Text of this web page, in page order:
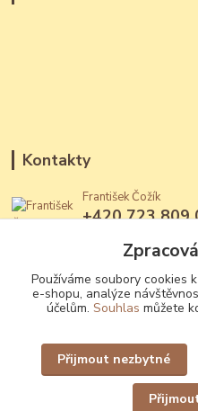
Kontakty
František Čožík
+420 723 809
Upravit
Používáme soubory cookies
e-shopu, analýze
účelům. Souhlas můžete
Přijmout nezbytné